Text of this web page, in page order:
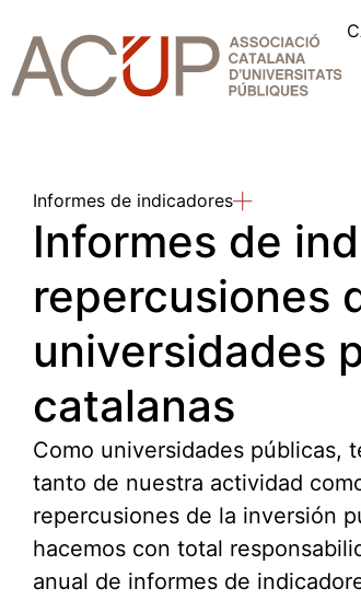
Informes de indicadores
Informes de
repercusiones
universidades
catalanas
Como universidades públicas,
tanto de nuestra actividad
repercusiones de la inversión
hacemos con total
anual de informes de